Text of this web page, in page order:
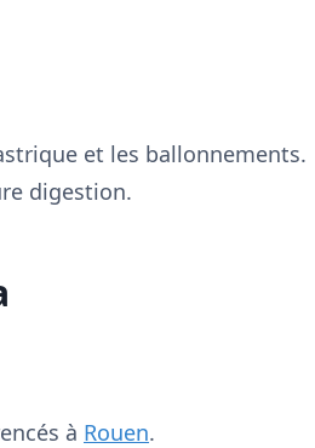
et les ballonnements.
digestion.
à Rouen.